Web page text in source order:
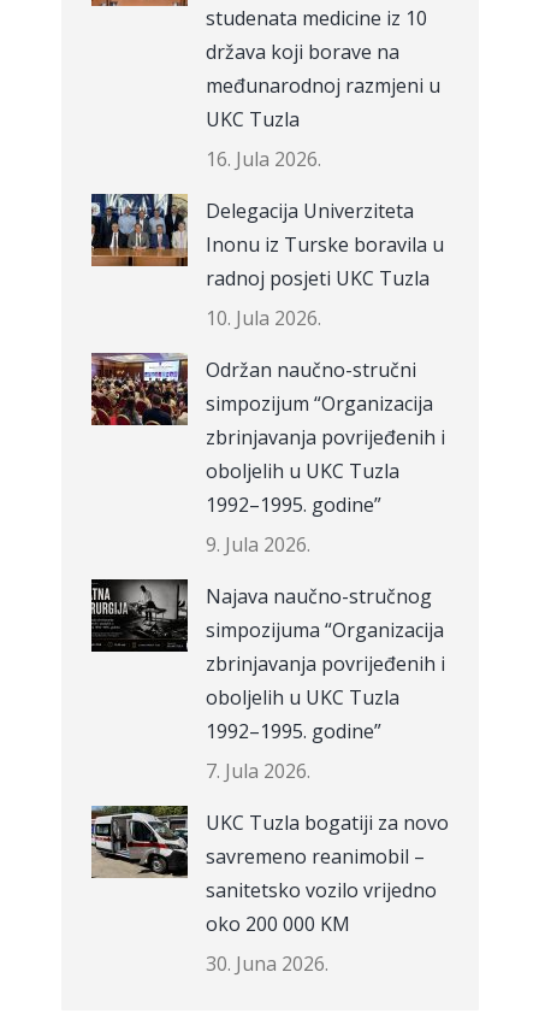
studenata medicine iz 10
država koji borave na
međunarodnoj razmjeni u
UKC Tuzla
16. Jula 2026.
Delegacija Univerziteta
Inonu iz Turske boravila u
radnoj posjeti UKC Tuzla
10. Jula 2026.
Održan naučno-stručni
simpozijum “Organizacija
zbrinjavanja povrijeđenih i
oboljelih u UKC Tuzla
1992–1995. godine”
9. Jula 2026.
Najava naučno-stručnog
simpozijuma “Organizacija
zbrinjavanja povrijeđenih i
oboljelih u UKC Tuzla
1992–1995. godine”
7. Jula 2026.
UKC Tuzla bogatiji za novo
savremeno reanimobil –
sanitetsko vozilo vrijedno
oko 200 000 KM
30. Juna 2026.